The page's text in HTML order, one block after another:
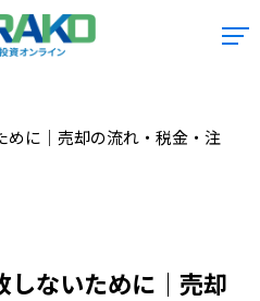
に｜売却の流れ・税金・注
しないために｜売却